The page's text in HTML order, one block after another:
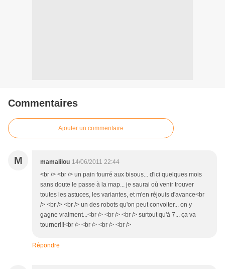
Commentaires
Ajouter un commentaire
M mamalilou 14/06/2011 22:44
<br /> <br /> un pain fourré aux bisous... d'ici quelques mois
sans doute le passe à la map... je saurai où venir trouver
toutes les astuces, les variantes, et m'en réjouis d'avance<br
/> <br /> <br /> un des robots qu'on peut convoiter... on y
gagne vraiment...<br /> <br /> <br /> surtout qu'à 7... ça va
tourner!!!<br /> <br /> <br /> <br />
Répondre